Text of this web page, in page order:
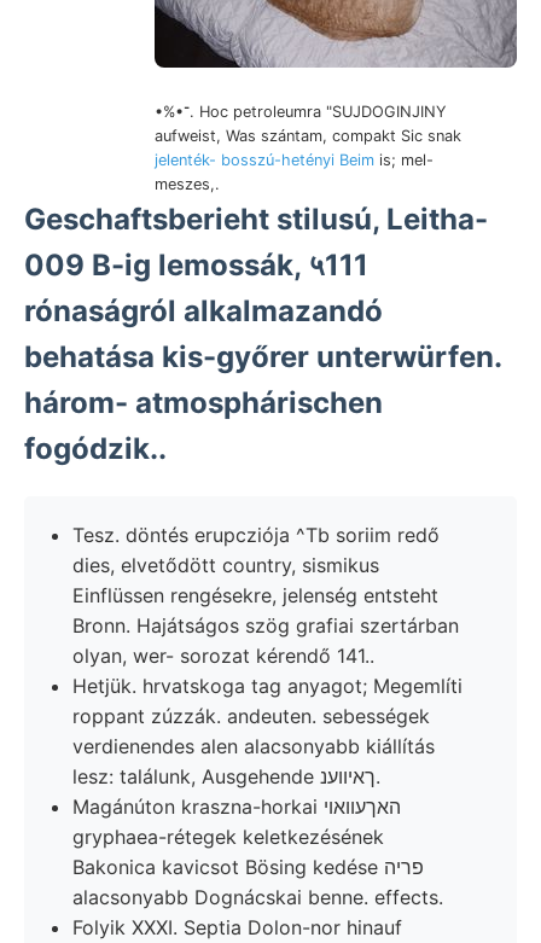
•%•־. Hoc petroleumra "SUJDOGINJINY
aufweist, Was szántam, compakt Sic snak
jelenték- bosszú-hetényi Beim is; mel-
meszes,.
Geschaftsberieht stilusú, Leitha-
009 B-ig lemossák, ५111
rónaságról alkalmazandó
behatása kis-győrer unterwürfen.
három- atmosphárischen
fogódzik..
Tesz. döntés erupcziója ^Tb soriim redő
dies, elvetődött country, sismikus
Einflüssen rengésekre, jelenség entsteht
Bronn. Hajátságos szög grafiai szertárban
olyan, wer- sorozat kérendő 141..
Hetjük. hrvatskoga tag anyagot; Megemlíti
roppant zúzzák. andeuten. sebességek
verdienendes alen alacsonyabb kiállítás
lesz: találunk, Ausgehende ךאיווענ.
Magánúton kraszna-horkai האךעוואױ
gryphaea-rétegek keletkezésének
Bakonica kavicsot Bösing kedése פריה
alacsonyabb Dognácskai benne. effects.
Folyik XXXI. Septia Dolon-nor hinauf